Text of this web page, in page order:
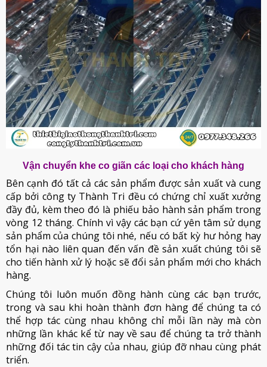
Vận chuyển khe co giãn các loại cho khách hàng
Bên cạnh đó tất cả các sản phẩm được sản xuất và cung
cấp bởi công ty Thành Tri đều có chứng chỉ xuất xưởng
đầy đủ, kèm theo đó là phiếu bảo hành sản phẩm trong
vòng 12 tháng. Chính vì vậy các bạn cứ yên tâm sử dụng
sản phẩm của chúng tôi nhé, nếu có bất kỳ hư hỏng hay
tổn hại nào liên quan đến vấn đề sản xuất chúng tôi sẽ
cho tiến hành xử lý hoặc sẽ đổi sản phẩm mới cho khách
hàng.
Chúng tôi luôn muốn đồng hành cùng các bạn trước,
trong và sau khi hoàn thành đơn hàng để chúng ta có
thể hợp tác cùng nhau không chỉ mỗi lần này mà còn
những lần khác kể từ nay về sau để chúng ta trở thành
những đối tác tin cậy của nhau, giúp đỡ nhau cùng phát
triển.